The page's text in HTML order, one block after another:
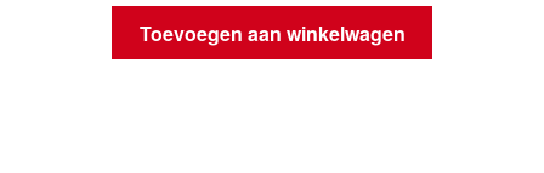
Toevoegen aan winkelwagen